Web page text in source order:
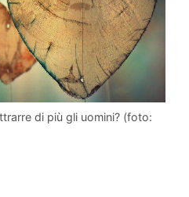
di più gli uomini? (foto: